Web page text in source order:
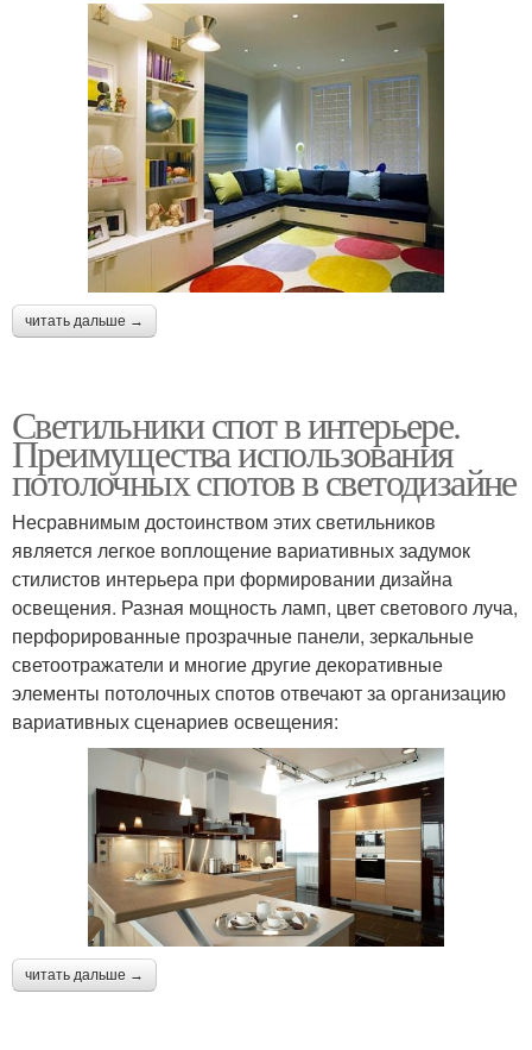
читать дальше →
Светильники спот в интерьере.
Преимущества использования
потолочных спотов в светодизайне
Несравнимым достоинством этих светильников
является легкое воплощение вариативных задумок
стилистов интерьера при формировании дизайна
освещения. Разная мощность ламп, цвет светового луча,
перфорированные прозрачные панели, зеркальные
светоотражатели и многие другие декоративные
элементы потолочных спотов отвечают за организацию
вариативных сценариев освещения:
читать дальше →